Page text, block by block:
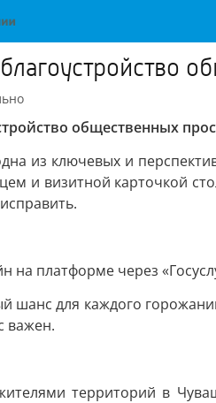
общественных
из ключевых и
и визитной карточкой
на платформе через
шанс для каждого
важен.
территорий в